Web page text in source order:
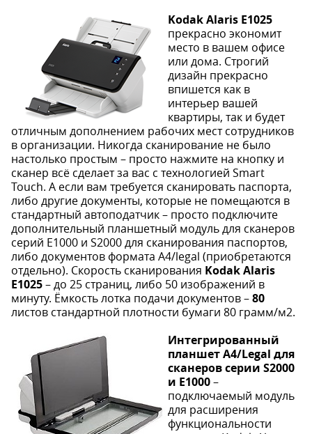
Kodak Alaris E1025
прекрасно экономит
место в вашем офисе
или дома. Строгий
дизайн прекрасно
впишется как в
интерьер вашей
квартиры, так и будет
отличным дополнением рабочих мест сотрудников
в организации. Никогда сканирование не было
настолько простым – просто нажмите на кнопку и
сканер всё сделает за вас с технологией Smart
Touch. А если вам требуется сканировать паспорта,
либо другие документы, которые не помещаются в
стандартный автоподатчик – просто подключите
дополнительный планшетный модуль для сканеров
серий E1000 и S2000 для сканирования паспортов,
либо документов формата А4/legal (приобретаются
отдельно). Скорость сканирования Kodak Alaris
E1025– до 25 страниц, либо 50 изображений в
минуту. Ёмкость лотка подачи документов –80
листов стандартной плотности бумаги 80 грамм/м2.
Интегрированный
планшет A4/Legal для
сканеров серии S2000
и E1000–
подключаемый модуль
для расширения
функциональности